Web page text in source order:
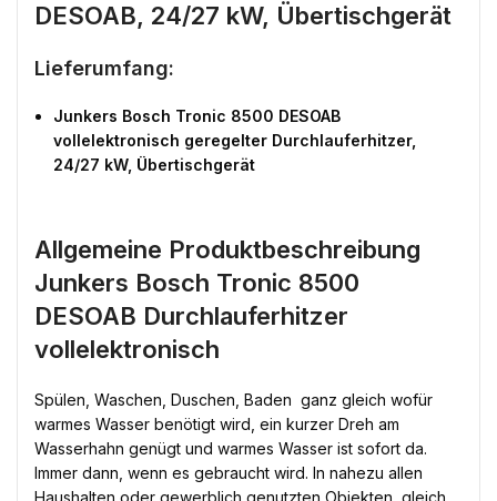
DESOAB, 24/27 kW, Übertischgerät
Lieferumfang:
Junkers Bosch Tronic 8500 DESOAB
vollelektronisch geregelter Durchlauferhitzer,
24/27 kW, Übertischgerät
Allgemeine Produktbeschreibung
Junkers Bosch Tronic 8500
DESOAB Durchlauferhitzer
vollelektronisch
Spülen, Waschen, Duschen, Baden  ganz gleich wofür
warmes Wasser benötigt wird, ein kurzer Dreh am
Wasserhahn genügt und warmes Wasser ist sofort da.
Immer dann, wenn es gebraucht wird. In nahezu allen
Haushalten oder gewerblich genutzten Objekten, gleich